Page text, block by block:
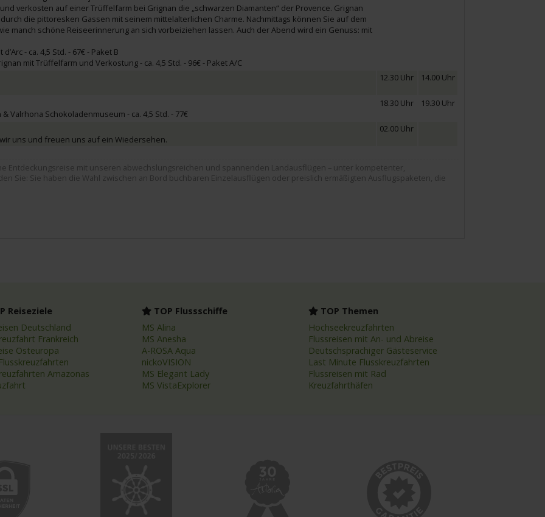
verkosten auf einer Trüffelfarm bei Grignan die „schwarzen Diamanten“ der Provence. Grignan
die pittoresken Gassen mit seinem mittelalterlichen Charme. Nachmittags können Sie auf dem
manch schöne Reiseerinnerung an sich vorbeiziehen lassen. Auch der Abend wird ein Genuss: mit
- ca. 4,5 Std. - 67€ - Paket B
mit Trüffelfarm und Verkostung - ca. 4,5 Std. - 96€ - Paket A/C
12.30 Uhr 14.00 Uhr
Valrhona Schokoladenmuseum - ca. 4,5 Std. - 77€
18.30 Uhr 19.30 Uhr
uns und freuen uns auf ein Wiedersehen.
02.00 Uhr
Entdeckungsreise mit unseren abwechslungsreichen und spannenden Landausflügen – unter kompetenter,
Sie: Sie haben die Wahl zwischen an Bord buchbaren Einzelausflügen oder preislich ermäßigten Ausflugspaketen, die
Reiseziele
Deutschland
Frankreich
Osteuropa
Amazonas
TOP Flussschiffe
MS Alina
MS Anesha
A-ROSA Aqua
nickoVISION
MS Elegant Lady
MS VistaExplorer
TOP Themen
Hochseekreuzfahrten
Flussreisen mit An- und Abreise
Deutschsprachiger Gästeservice
Last Minute Flusskreuzfahrten
Flussreisen mit Rad
Kreuzfahrthäfen